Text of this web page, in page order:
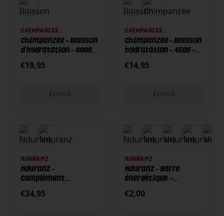
Épuisé
CHIMPANZEE
Chimpanzee - Boisson
d'hydratation - 600g -
€19,95
Épuisé
Épuisé
CHIMPANZEE
Chimpanzee - Boisson
hydratation - 450g -
€14,95
Épuisé
Épuisé
NDURANZ
Nduranz -
Complément
capsules - Beta
€34,95
Épuisé
NDURANZ
Nduranz - Barre
énergétique –
Electrolytes - 45g -
€2,00